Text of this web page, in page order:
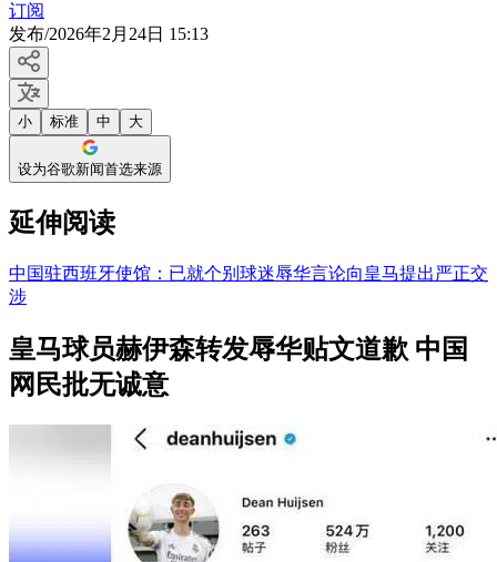
订阅
发布/2026年2月24日 15:13
小 标准 中 大
设为谷歌新闻首选来源
延伸阅读
中国驻西班牙使馆：已就个别球迷辱华言论向皇马提出严正交
涉
皇马球员赫伊森转发辱华贴文道歉 中国
网民批无诚意